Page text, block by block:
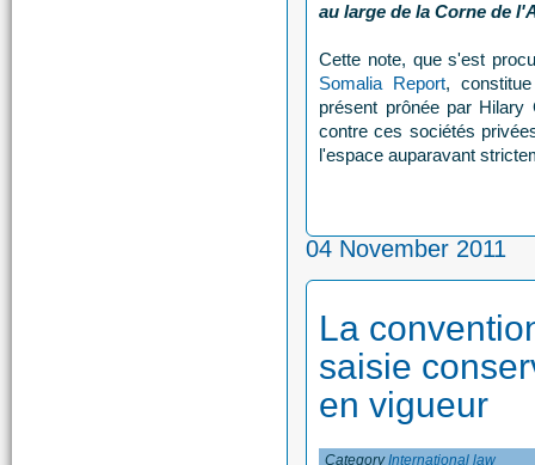
au large de la Corne de
Cette note, que s'est
Somalia Report,
présent prônée par Hilary
contre ces sociétés
l'espace auparavant
04 November 2011
La
saisie
en vigueur
CategoryInternational law